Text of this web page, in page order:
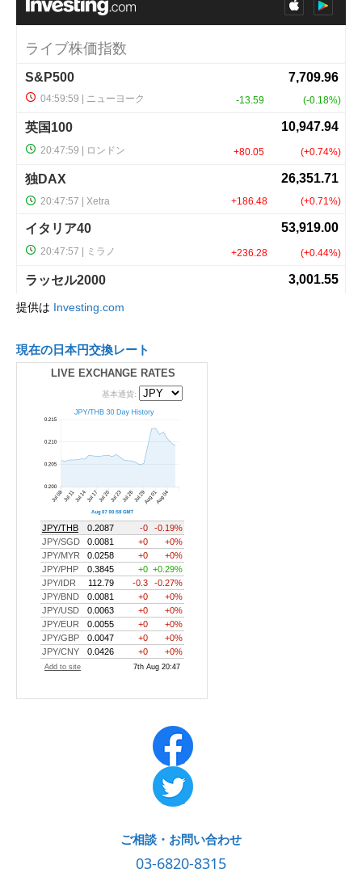
提供は Investing.com
現在の日本円交換レート
LIVE EXCHANGE RATES
ご相談・お問い合わせ
03-6820-8315